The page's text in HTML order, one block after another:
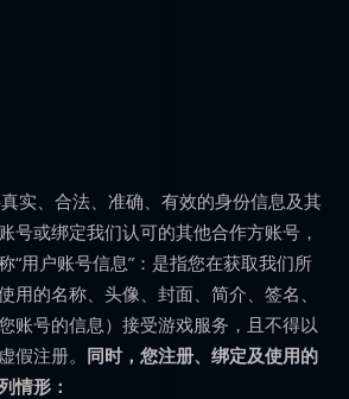
实、合法、准确、有效的身份信息及其
号或绑定我们认可的其他合作方账号，
“用户账号信息”：是指您在获取我们所
用的名称、头像、封面、简介、签名、
账号的信息）接受游戏服务，且不得以
假注册。 同时，您注册、绑定及使用的
情形：